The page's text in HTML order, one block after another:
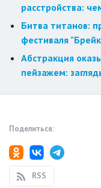
расстройства:
Битва титанов:
фестиваля
Абстракция
пейзажем:
Поделиться:
RSS